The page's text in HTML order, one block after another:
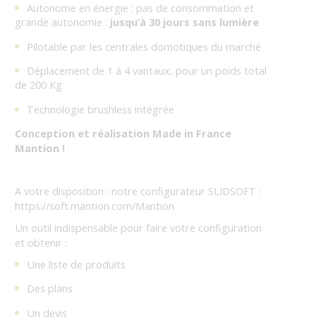
Autonome en énergie : pas de consommation et
grande autonomie : jusqu’à 30 jours sans lumière
Pilotable par les centrales domotiques du marché
Déplacement de 1 à 4 vantaux, pour un poids total
de 200 Kg
Technologie brushless intégrée
Conception et réalisation Made in France
Mantion !
A votre disposition : notre configurateur SLIDSOFT :
https://soft.mantion.com/Mantion
Un outil indispensable pour faire votre configuration
et obtenir :
Une liste de produits
Des plans
Un devis